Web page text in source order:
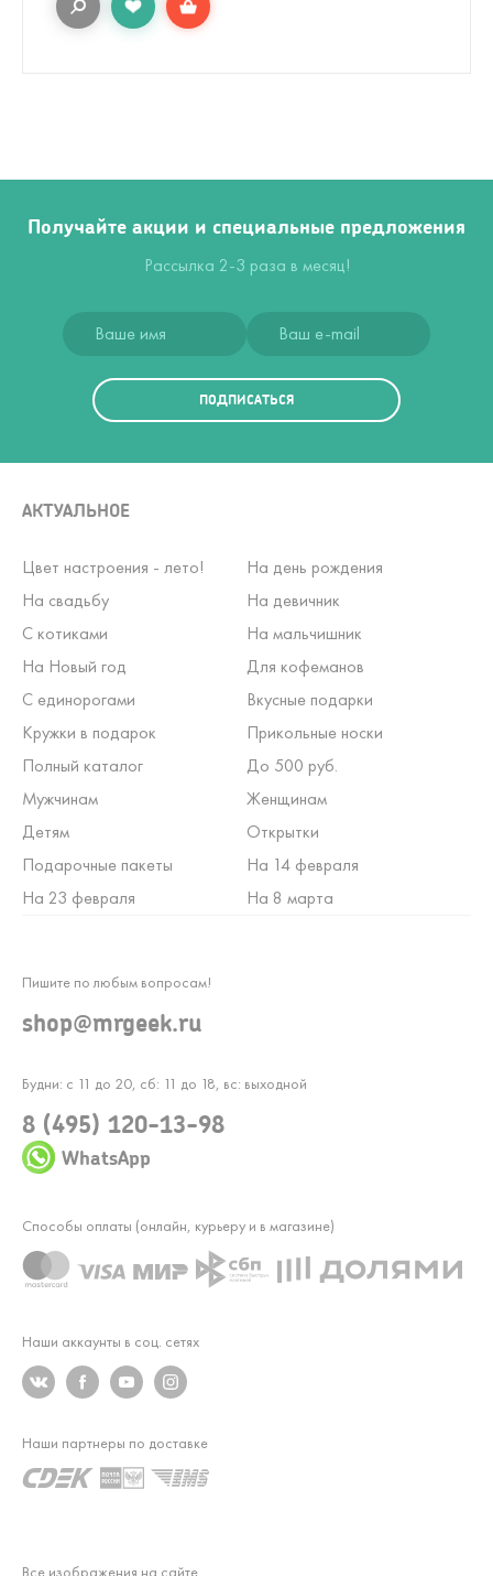
Получайте акции и специальные предложения
Рассылка 2-3 раза в месяц!
ПОДПИСАТЬСЯ
АКТУАЛЬНОЕ
Цвет настроения - лето!
На день рождения
На свадьбу
На девичник
С котиками
На мальчишник
На Новый год
Для кофеманов
С единорогами
Вкусные подарки
Кружки в подарок
Прикольные носки
Полный каталог
До 500 руб.
Мужчинам
Женщинам
Детям
Открытки
Подарочные пакеты
На 14 февраля
На 23 февраля
На 8 марта
Будни: с 11 до 20, сб: 11 до 18, вс: выходной
8 (495) 120-13-98
WhatsApp
Пишите по любым вопросам!
shop@mrgeek.ru
Наши аккаунты в соц. сетях
Все изображения на сайте
Способы оплаты (онлайн, курьеру и в магазине)
Наши партнеры по доставке